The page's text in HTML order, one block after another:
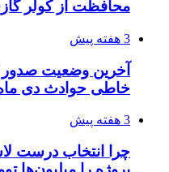
محافظت از کولر
3 هفته پیش
آخرین وضعیت صدور
خاطی حوادث دی
3 هفته پیش
چرا انتخاب درست